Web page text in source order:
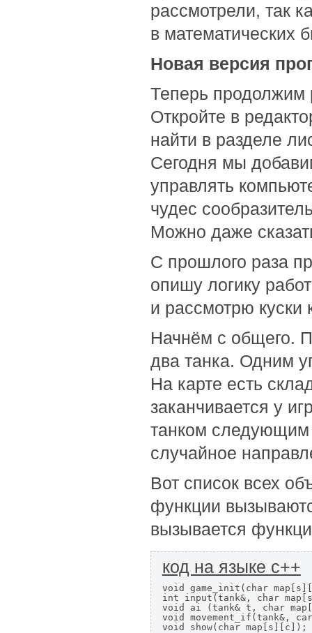
рассмотрели, так
в математических
Новая версия
Теперь продолжим
Откройте в
найти в разделе
Сегодня мы
управлять
чудес
Можно даже
С прошлого раза
опишу логику
и рассмотрю куски
Начнём с общего.
два танка. Одним
На карте есть
заканчивается у
танком следующим
случайное
Вот список всех
функции
вызывается
код на языке с++
void game_init(char
int input(tank&, char
void ai (tank& t, char
void movement_if(tank&,
void show(char map[s][c]);